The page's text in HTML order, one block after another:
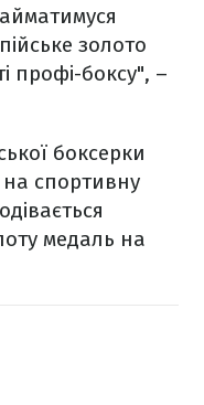
золото
профі-боксу", –
боксерки
на спортивну
медаль на